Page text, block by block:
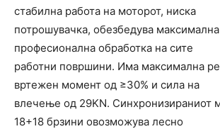
стабилна работа на моторот, ниска
потрошувачка, обезбедува
прoфесионална обработка на сите
работни површини. Има максимална
вртежен момент од ≥30% и сила на
влечење од 29KN. Синхронизираниот
18+18 брзини овозможува лесно